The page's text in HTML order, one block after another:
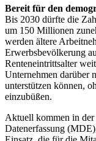
Bereit für den
Bis 2030 dürfte die
um 150 Millionen
werden ältere
Erwerbsbevölkerung
Renteneintrittsalter
Unternehmen darüber
unterstützen können,
einzubüßen.
Aktuell kommen in
Datenerfassung